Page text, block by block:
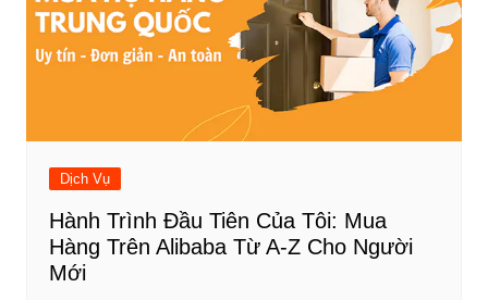
Dịch Vụ
Hành Trình Đầu Tiên Của Tôi: Mua
Hàng Trên Alibaba Từ A-Z Cho Người
Mới